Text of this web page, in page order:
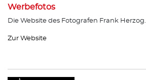
Werbefotos
Die Website des Fotografen Frank Herzog.
Zur Website